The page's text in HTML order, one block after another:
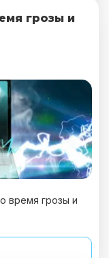
грозы и
время грозы и